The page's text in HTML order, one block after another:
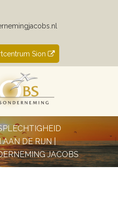
Sion
DE RIJN |
JACOBS